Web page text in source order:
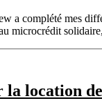
a complété mes
microcrédit
la location